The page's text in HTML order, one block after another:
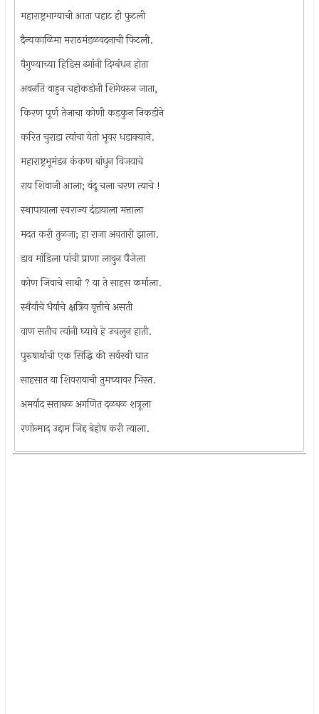
महाराष्ट्रभाग्याची आता पहाट ही फुटली
दैन्यकाळिमा मराठमंडळवदनाची फिटली.
वैगुण्याच्या हिडिस ढगांनी दिग्बंधन होता
अवनति वाहुन चहोकडोनी शिगेवरुन जाता,
किरण पूर्ण तेजाचा कोणी कडकुन निकडीने
करित चुराडा त्यांचा येतो भूवर धडाक्याने.
महाराष्ट्रभूमंडन कंकण बांधुन विजयाचे
राय शिवाजी आला; वंदू चला चरण त्याचे !
स्थापायाला स्वराज्य दंडायाला मत्ताला
मदत करी तुळजा; हा राजा अवतारी झाला.
डाव मांडिला पांची प्राणा लावुन पैजेला
कोण जिवाचे साथी ? या ते साहस कर्माला.
स्थैर्याचे धैर्याचे क्षत्रिय वृत्तीचे असती
वाण सतीच त्यांनी घ्यावे हे उचलुन हाती.
पुरुषार्थाची एक सिद्धि की सर्वस्वी घात
साहसात या शिवरायाची तुमच्यावर भिस्त.
अमर्याद सत्ताबळ अगणित दळबळ शत्रूला
रणोन्माद उद्दाम जिद्द बेहोष करी त्याला.